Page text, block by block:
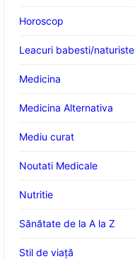
Horoscop
Leacuri babesti/naturiste
Medicina
Medicina Alternativa
Mediu curat
Noutati Medicale
Nutritie
Sănătate de la A la Z
Stil de viaţă